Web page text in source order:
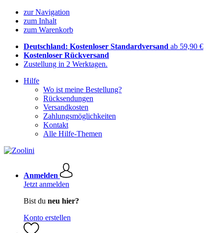
zur Navigation
zum Inhalt
zum Warenkorb
Deutschland: Kostenloser Standardversand ab 59,90 €
Kostenloser Rückversand
Zustellung in 2 Werktagen.
Hilfe
Wo ist meine Bestellung?
Rücksendungen
Versandkosten
Zahlungsmöglichkeiten
Kontakt
Alle Hilfe-Themen
Anmelden
Jetzt anmelden
Bist du neu hier?
Konto erstellen